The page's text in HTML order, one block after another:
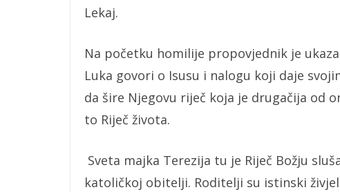
Lekaj.
Na početku homilije propovjednik je
Luka govori o Isusu i nalogu koji daje
da šire Njegovu riječ koja je drugačija od
to Riječ života.
Sveta majka Terezija tu je Riječ Božju
katoličkoj obitelji. Roditelji su istinski